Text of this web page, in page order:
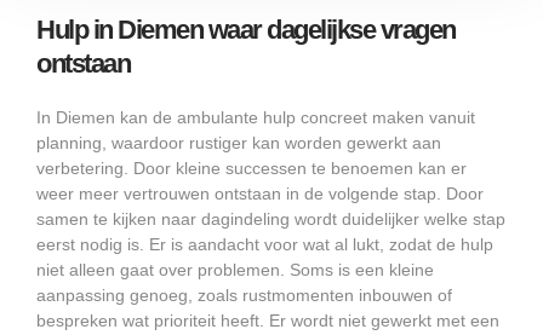
Hulp in Diemen waar dagelijkse vragen
ontstaan
In Diemen kan de ambulante hulp concreet maken vanuit
planning, waardoor rustiger kan worden gewerkt aan
verbetering. Door kleine successen te benoemen kan er
weer meer vertrouwen ontstaan in de volgende stap. Door
samen te kijken naar dagindeling wordt duidelijker welke stap
eerst nodig is. Er is aandacht voor wat al lukt, zodat de hulp
niet alleen gaat over problemen. Soms is een kleine
aanpassing genoeg, zoals rustmomenten inbouwen of
bespreken wat prioriteit heeft. Er wordt niet gewerkt met een